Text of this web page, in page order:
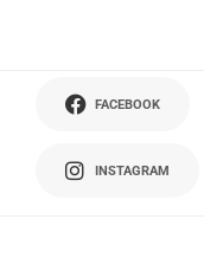
FACEBOOK
INSTAGRAM